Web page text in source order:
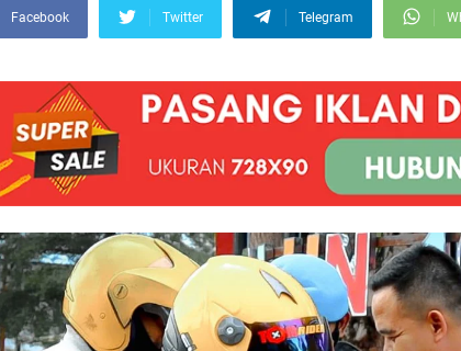
Facebook Twitter Telegram